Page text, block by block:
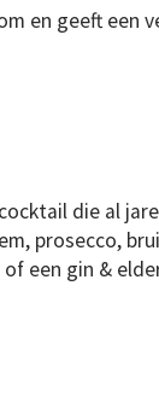
en geeft een
die al
prosecco,
een gin &